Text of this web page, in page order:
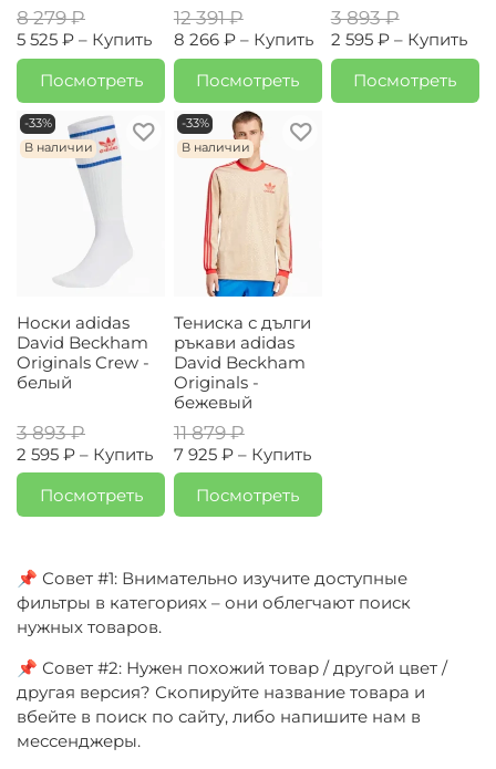
8 279 ₽
5 525 ₽ – Купить
Посмотреть
12 391 ₽
8 266 ₽ – Купить
Посмотреть
3 893 ₽
2 595 ₽ – Купить
Посмотреть
-33%
В наличии
Носки adidas
David Beckham
Originals Crew -
белый
3 893 ₽
2 595 ₽ – Купить
Посмотреть
-33%
В наличии
Тениска с дълги
ръкави adidas
David Beckham
Originals -
бежевый
11 879 ₽
7 925 ₽ – Купить
Посмотреть
📌 Совет #1: Внимательно изучите доступные
фильтры в категориях – они облегчают поиск
нужных товаров.
📌 Совет #2: Нужен похожий товар / другой цвет /
другая версия? Скопируйте название товара и
вбейте в поиск по сайту, либо напишите нам в
мессенджеры.